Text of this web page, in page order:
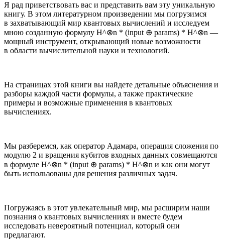
Я рад приветствовать вас и представить вам эту уникальную
книгу. В этом литературном произведении мы погрузимся
в захватывающий мир квантовых вычислений и исследуем
мною созданную формулу H^⊗n * (input ⊕ params) * H^⊗n —
мощный инструмент, открывающий новые возможности
в области вычислительной науки и технологий.
На страницах этой книги вы найдете детальные объяснения и
разборы каждой части формулы, а также практические
примеры и возможные применения в квантовых
вычислениях.
Мы разберемся, как оператор Адамара, операция сложения по
модулю 2 и вращения кубитов входных данных совмещаются
в формуле H^⊗n * (input ⊕ params) * H^⊗n и как они могут
быть использованы для решения различных задач.
Погружаясь в этот увлекательный мир, мы расширим наши
познания о квантовых вычислениях и вместе будем
исследовать невероятный потенциал, который они
предлагают.